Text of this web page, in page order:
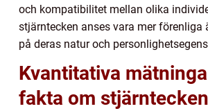
och kompatibilitet mellan olika
stjärntecken anses vara mer förenliga
på deras natur och
Kvantitativa
fakta om stjärntecken